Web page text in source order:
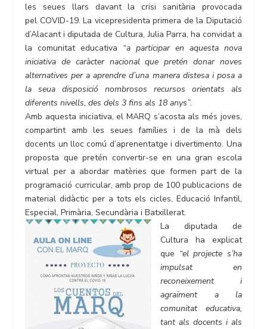
les seues llars davant la crisi sanitària provocada
pel COVID-19. La vicepresidenta primera de la Diputació
d’Alacant i diputada de Cultura, Julia Parra, ha convidat a
la comunitat educativa “a participar en aquesta nova
iniciativa de caràcter nacional que pretén donar noves
alternatives per a aprendre d’una manera distesa i posa a
la seua disposició nombrosos recursos orientats als
diferents nivells, des dels 3 fins als 18 anys”.
Amb aquesta iniciativa, el MARQ s’acosta als més joves,
compartint amb les seues famílies i de la mà dels
docents un lloc comú d’aprenentatge i divertimento. Una
proposta que pretén convertir-se en una gran escola
virtual per a abordar matèries que formen part de la
programació curricular, amb prop de 100 publicacions de
material didàctic per a tots els cicles, Educació Infantil,
Especial, Primària, Secundària i Batxillerat.
La diputada de
Cultura ha explicat
que “el projecte s’ha
impulsat en
reconeixement i
agraïment a la
comunitat educativa,
tant als docents i als